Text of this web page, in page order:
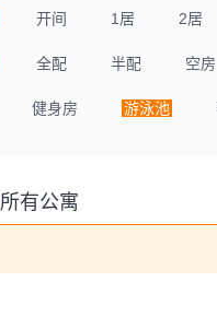
开间 1居 2居
全配 半配 空房
健身房 游泳池
所有公寓